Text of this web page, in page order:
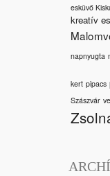
esküvő
kreatív
napnyugta
kert pipacs
Szászvár